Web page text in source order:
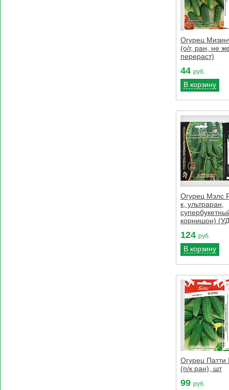
Огурец
(о/г, ран, не
перераст)
44 руб.
В корзину
Огурец Мэлс
к, ультраран,
корнишон)
124 руб.
В корзину
Огурец Патти
(п/к ран), шт
99 руб.